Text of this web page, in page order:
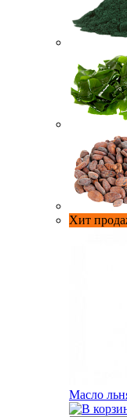
Хит
Масло